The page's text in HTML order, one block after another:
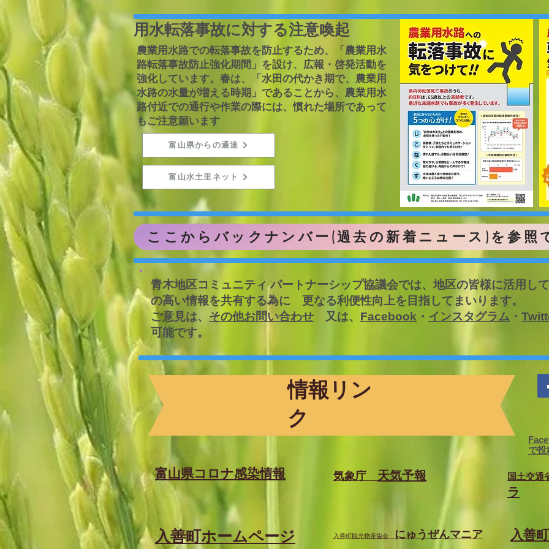
用水転落事故に対する注意喚起
農業用水路での転落事故を防止するため、「農業用水
路転落事故防止強化期間」を設け、広報・啓発活動を
強化しています。春は、「水田の代かき期で、農業用
水路の水量が増える時期」であることから、農業用水
路付近での通行や作業の際には、慣れた場所であって
もご注意願います
富山県からの通達
富山水土里ネット
ここからバックナンバー(過去の新着ニュース)を参照
青木地区コミュニティ パートナーシップ協議会では、地区の皆様に活用し
の高い情報を共有する為に 更なる利便性向上を目指してまいります。
​ご意見は、 その他お問い合わせ 又は、 Facebook ・ インスタグラム ・
可能です。
情報リン
ク
​富山県コロナ感染情報 ​気象庁 天気予報
で投
国土交
ラ
入善町ホームページ 入善町観光物産協会 にゅうぜんマニア 入善